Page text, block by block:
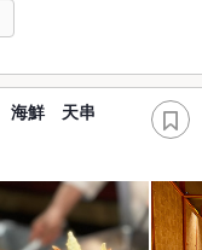
海鮮 天串